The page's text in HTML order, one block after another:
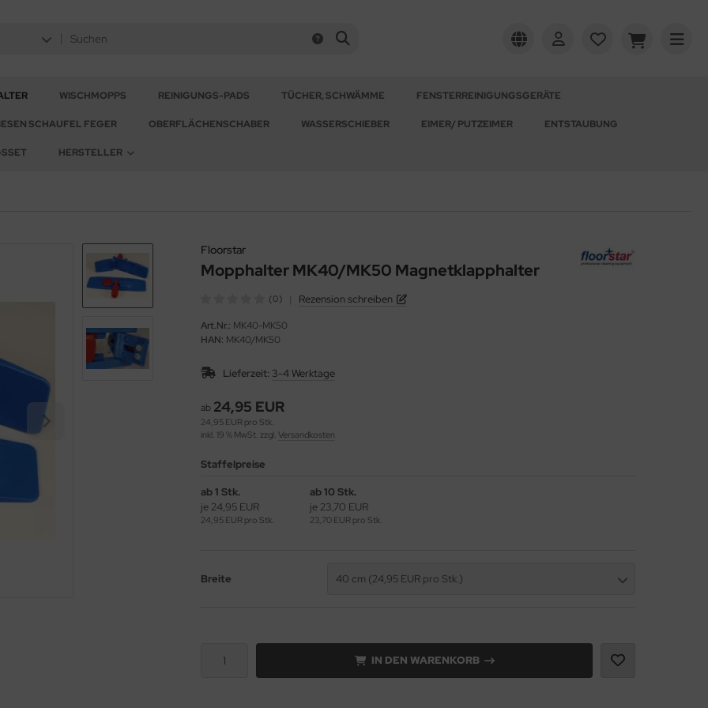
WISCHMOPPS REINIGUNGS-PADS TÜCHER, SCHWÄMME FENSTERREINIGUNGSGERÄTE
SCHAUFEL FEGER OBERFLÄCHENSCHABER WASSERSCHIEBER EIMER/ PUTZEIMER ENTSTAUBUNG
HERSTELLER
Floorstar
Mopphalter MK40/MK50 Magnetklapphalter
(0) Rezension schreiben
Art.Nr.: MK40-MK50
HAN: MK40/MK50
Lieferzeit: 3-4 Werktage
ab 24,95 EUR
24,95 EUR pro Stk.
inkl. 19 % MwSt. zzgl. Versandkosten
Staffelpreise
ab 1 Stk.
je 24,95 EUR
24,95 EUR pro Stk.
ab 10 Stk.
je 23,70 EUR
23,70 EUR pro Stk.
Breite 40 cm (24,95 EUR pro Stk.)
IN DEN WARENKORB